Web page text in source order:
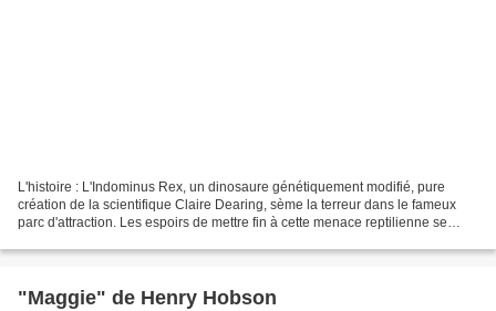
L'histoire : L'Indominus Rex, un dinosaure génétiquement modifié, pure
création de la scientifique Claire Dearing, sème la terreur dans le fameux
parc d'attraction. Les espoirs de mettre fin à cette menace reptilienne se
"Maggie" de Henry Hobson